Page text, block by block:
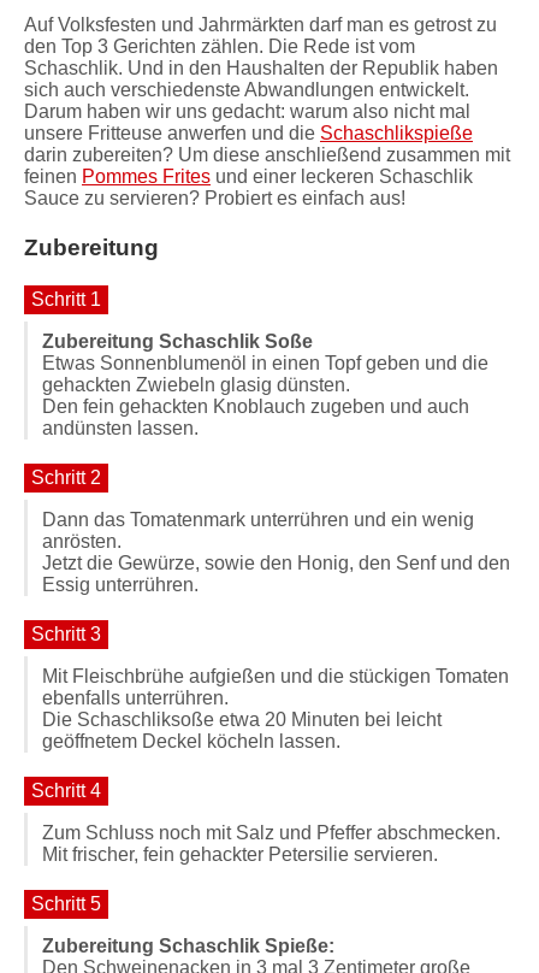
Auf Volksfesten und Jahrmärkten darf man es getrost zu
den Top 3 Gerichten zählen. Die Rede ist vom
Schaschlik. Und in den Haushalten der Republik haben
sich auch verschiedenste Abwandlungen entwickelt.
Darum haben wir uns gedacht: warum also nicht mal
unsere Fritteuse anwerfen und die Schaschlikspieße
darin zubereiten? Um diese anschließend zusammen mit
feinen Pommes Frites und einer leckeren Schaschlik
Sauce zu servieren? Probiert es einfach aus!
Zubereitung
Schritt 1
Zubereitung Schaschlik Soße
Etwas Sonnenblumenöl in einen Topf geben und die
gehackten Zwiebeln glasig dünsten.
Den fein gehackten Knoblauch zugeben und auch
andünsten lassen.
Schritt 2
Dann das Tomatenmark unterrühren und ein wenig
anrösten.
Jetzt die Gewürze, sowie den Honig, den Senf und den
Essig unterrühren.
Schritt 3
Mit Fleischbrühe aufgießen und die stückigen Tomaten
ebenfalls unterrühren.
Die Schaschliksoße etwa 20 Minuten bei leicht
geöffnetem Deckel köcheln lassen.
Schritt 4
Zum Schluss noch mit Salz und Pfeffer abschmecken.
Mit frischer, fein gehackter Petersilie servieren.
Schritt 5
Zubereitung Schaschlik Spieße:
Den Schweinenacken in 3 mal 3 Zentimeter große